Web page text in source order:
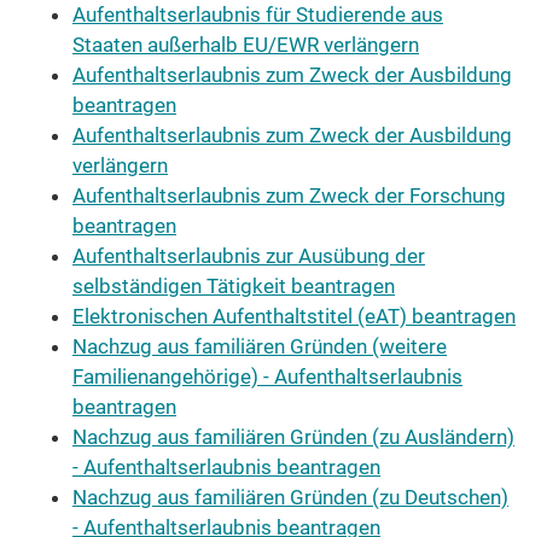
Aufenthaltserlaubnis für Studierende aus
Staaten außerhalb EU/EWR verlängern
Aufenthaltserlaubnis zum Zweck der Ausbildung
beantragen
Aufenthaltserlaubnis zum Zweck der Ausbildung
verlängern
Aufenthaltserlaubnis zum Zweck der Forschung
beantragen
Aufenthaltserlaubnis zur Ausübung der
selbständigen Tätigkeit beantragen
Elektronischen Aufenthaltstitel (eAT) beantragen
Nachzug aus familiären Gründen (weitere
Familienangehörige) - Aufenthaltserlaubnis
beantragen
Nachzug aus familiären Gründen (zu Ausländern)
- Aufenthaltserlaubnis beantragen
Nachzug aus familiären Gründen (zu Deutschen)
- Aufenthaltserlaubnis beantragen